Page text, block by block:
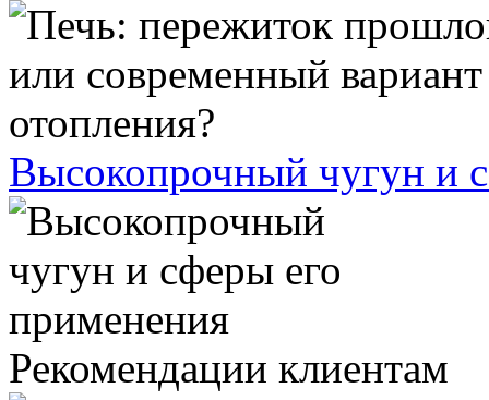
Высокопрочный чугун и
Рекомендации клиентам